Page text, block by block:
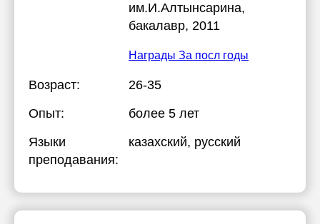
им.И.Алтынсарина,
бакалавр, 2011
Награды За посл годы
Возраст:
26-35
Опыт:
более 5 лет
Языки
преподавания:
казахский, русский